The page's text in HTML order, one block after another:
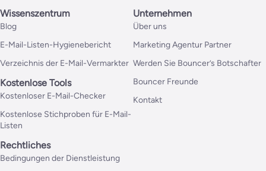
Wissenszentrum
Blog
E-Mail-Listen-Hygienebericht
Verzeichnis der E-Mail-Vermarkter
Kostenlose Tools
Kostenloser E-Mail-Checker
Kostenlose Stichproben für E-Mail-
Listen
Unternehmen
Über uns
Marketing Agentur Partner
Werden Sie Bouncer’s Botschafter
Bouncer Freunde
Kontakt
Rechtliches
Bedingungen der Dienstleistung